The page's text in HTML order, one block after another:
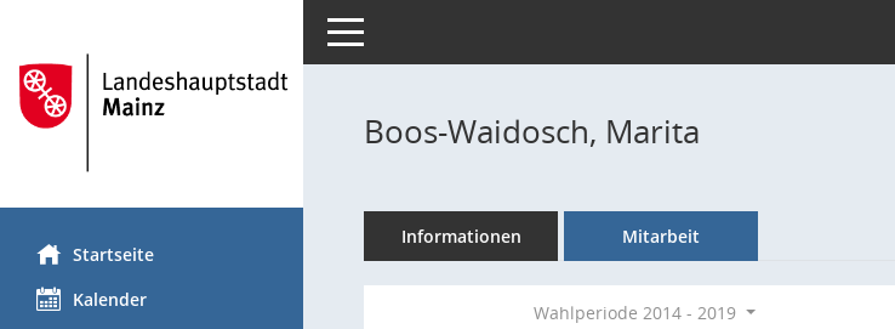
Startseite
Kalender
Toggle navigation
Boos-Waidosch, Marita
Informationen Mitarbeit
Wahlperiode 2014 - 2019